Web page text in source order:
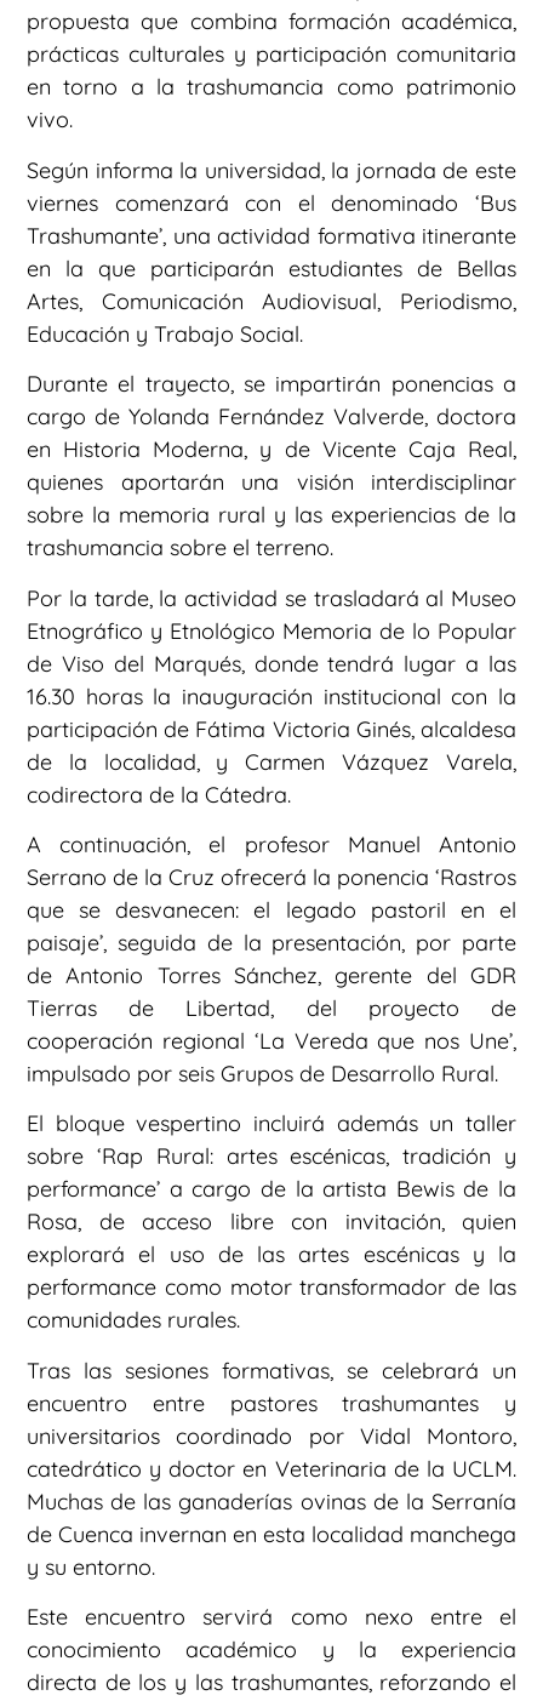
propuesta que combina formación académica,
prácticas culturales y participación comunitaria
en torno a la trashumancia como patrimonio
vivo.
Según informa la universidad, la jornada de este
viernes comenzará con el denominado ‘Bus
Trashumante’, una actividad formativa itinerante
en la que participarán estudiantes de Bellas
Artes, Comunicación Audiovisual, Periodismo,
Educación y Trabajo Social.
Durante el trayecto, se impartirán ponencias a
cargo de Yolanda Fernández Valverde, doctora
en Historia Moderna, y de Vicente Caja Real,
quienes aportarán una visión interdisciplinar
sobre la memoria rural y las experiencias de la
trashumancia sobre el terreno.
Por la tarde, la actividad se trasladará al Museo
Etnográfico y Etnológico Memoria de lo Popular
de Viso del Marqués, donde tendrá lugar a las
16.30 horas la inauguración institucional con la
participación de Fátima Victoria Ginés, alcaldesa
de la localidad, y Carmen Vázquez Varela,
codirectora de la Cátedra.
A continuación, el profesor Manuel Antonio
Serrano de la Cruz ofrecerá la ponencia ‘Rastros
que se desvanecen: el legado pastoril en el
paisaje’, seguida de la presentación, por parte
de Antonio Torres Sánchez, gerente del GDR
Tierras de Libertad, del proyecto de
cooperación regional ‘La Vereda que nos Une’,
impulsado por seis Grupos de Desarrollo Rural.
El bloque vespertino incluirá además un taller
sobre ‘Rap Rural: artes escénicas, tradición y
performance’ a cargo de la artista Bewis de la
Rosa, de acceso libre con invitación, quien
explorará el uso de las artes escénicas y la
performance como motor transformador de las
comunidades rurales.
Tras las sesiones formativas, se celebrará un
encuentro entre pastores trashumantes y
universitarios coordinado por Vidal Montoro,
catedrático y doctor en Veterinaria de la UCLM.
Muchas de las ganaderías ovinas de la Serranía
de Cuenca invernan en esta localidad manchega
y su entorno.
Este encuentro servirá como nexo entre el
conocimiento académico y la experiencia
directa de los y las trashumantes, reforzando el